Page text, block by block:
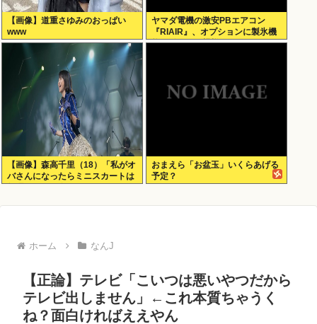
【画像】道重さゆみのおっぱい
www
ヤマダ電機の激安PBエアコン
『RIAIR』、オプションに製氷機
能も付いてた模様www
【画像】森高千里（18）「私がオ
バさんになったらミニスカートは
おまえら「お盆玉」いくらあげる
予定？
ホーム なんJ
【正論】テレビ「こいつは悪いやつだから
テレビ出しません」←これ本質ちゃうく
ね？面白ければええやん